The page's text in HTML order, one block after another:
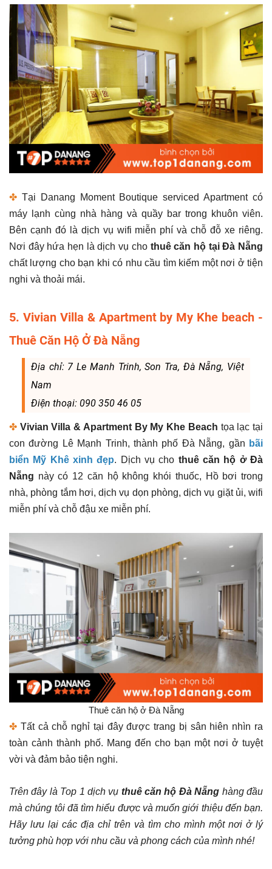
✤ Tại Danang Moment Boutique serviced Apartment có
máy lạnh cùng nhà hàng và quầy bar trong khuôn viên.
Bên cạnh đó là dịch vụ wifi miễn phí và chỗ đỗ xe riêng.
Nơi đây hứa hẹn là dịch vụ cho thuê căn hộ tại Đà Nẵng
chất lượng cho bạn khi có nhu cầu tìm kiếm một nơi ở tiện
nghi và thoải mái.
5. Vivian Villa & Apartment by My Khe beach -
Thuê Căn Hộ Ở Đà Nẵng
Địa chỉ: 7 Le Manh Trinh, Son Tra, Đà Nẵng, Việt
Nam
Điện thoại: 090 350 46 05
✤ Vivian Villa & Apartment By My Khe Beach tọa lạc tại
con đường Lê Mạnh Trinh, thành phố Đà Nẵng, gần bãi
biển Mỹ Khê xinh đẹp. Dịch vụ cho thuê căn hộ ở Đà
Nẵng này có 12 căn hộ không khói thuốc, Hồ bơi trong
nhà, phòng tắm hơi, dịch vụ dọn phòng, dịch vụ giặt ủi, wifi
miễn phí và chỗ đậu xe miễn phí.
Thuê căn hộ ở Đà Nẵng
✤ Tất cả chỗ nghỉ tại đây được trang bị sân hiên nhìn ra
toàn cảnh thành phố. Mang đến cho bạn một nơi ở tuyệt
vời và đảm bảo tiện nghi.
Trên đây là Top 1 dịch vụ thuê căn hộ Đà Nẵng hàng đầu
mà chúng tôi đã tìm hiểu được và muốn giới thiệu đến bạn.
Hãy lưu lại các địa chỉ trên và tìm cho mình một nơi ở lý
tưởng phù hợp với nhu cầu và phong cách của mình nhé!